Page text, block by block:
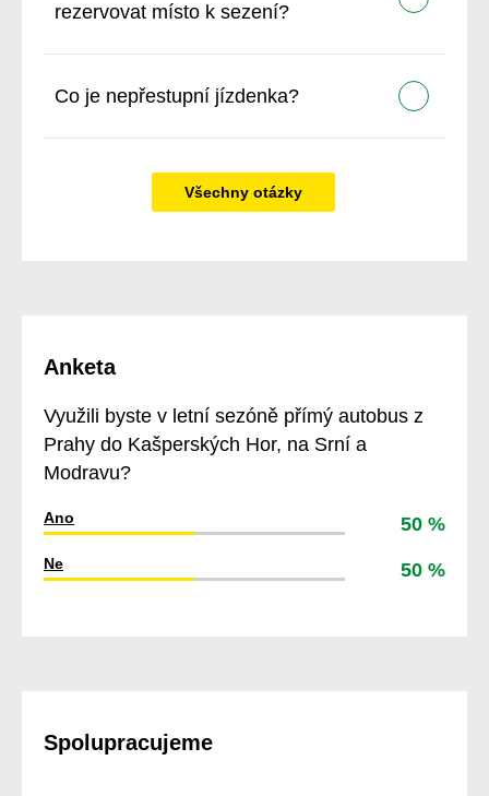
rezervovat místo k sezení?
Co je nepřestupní jízdenka?
Všechny otázky
Anketa
Využili byste v letní sezóně přímý autobus z
Prahy do Kašperských Hor, na Srní a
Modravu?
Ano 50 %
Ne 50 %
Spolupracujeme